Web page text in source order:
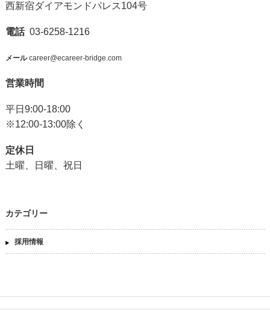
西新宿ダイアモンドパレス104号
電話 03-6258-1216
メールcareer@ecareer-bridge.com
営業時間
平日9:00-18:00
※12:00-13:00除く
定休日
土曜、日曜、祝日
カテゴリー
採用情報